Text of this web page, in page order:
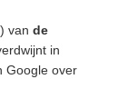
van de
in
Google over